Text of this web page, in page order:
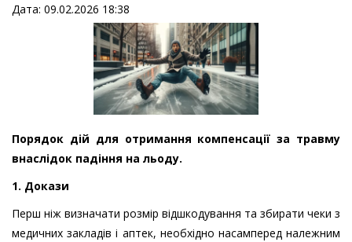
Дата: 09.02.2026 18:38
Порядок дій для отримання компенсації за травму
внаслідок падіння на льоду.
1. Докази
Перш ніж визначати розмір відшкодування та збирати чеки з
медичних закладів і аптек, необхідно насамперед належним